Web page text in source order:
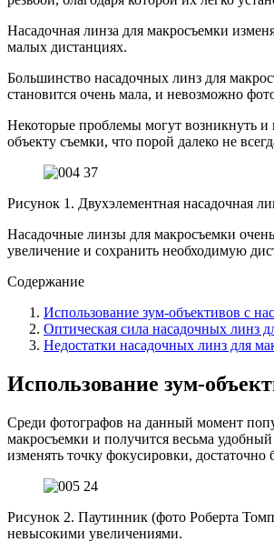
Насадочная линза для макросъемки
малых дистанциях.
Большинство насадочных линз для
становится очень мала, и невозможно
Некоторые проблемы могут возникнуть и
объекту съемки, что порой далеко не
Рисунок 1. Двухэлементная насадочная
Насадочные линзы для макросъемки
увеличение и сохранить необходимую
Содержание
Использование зум-объективов с
Оптическая сила насадочных линз
Недостатки насадочных линз для
Использование зум-
Среди фотографов на данный момент
макросъемки и получится весьма
изменять точку фокусировки, достаточно
Рисунок 2. Паутинник (фото Роберта
невысокими увеличениями.